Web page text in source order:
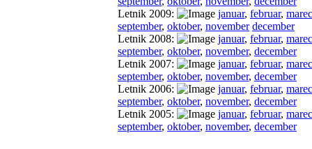
Letnik 2009:
januar, februar, marec
september, oktober, november december
Letnik 2008:
januar, februar, marec
september, oktober, november, december
Letnik 2007:
januar, februar, marec
september, oktober, november, december
Letnik 2006:
januar, februar, marec
september, oktober, november, december
Letnik 2005:
januar, februar, marec
september, oktober, november, december